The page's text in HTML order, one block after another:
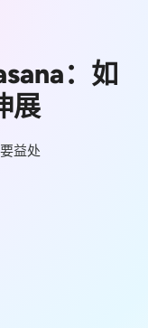
：如
展
益处